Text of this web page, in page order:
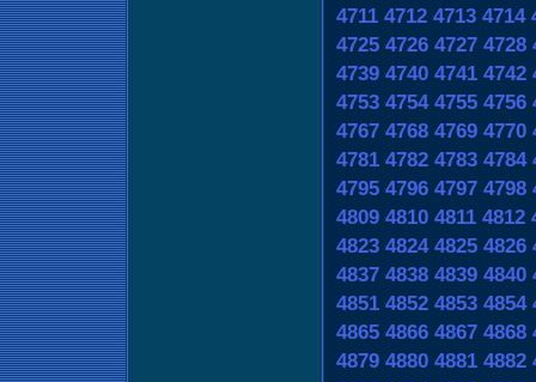
4711 4712 4713 4714
4725 4726 4727 4728
4739 4740 4741 4742
4753 4754 4755 4756
4767 4768 4769 4770
4781 4782 4783 4784
4795 4796 4797 4798
4809 4810 4811 4812
4823 4824 4825 4826
4837 4838 4839 4840
4851 4852 4853 4854
4865 4866 4867 4868
4879 4880 4881 4882